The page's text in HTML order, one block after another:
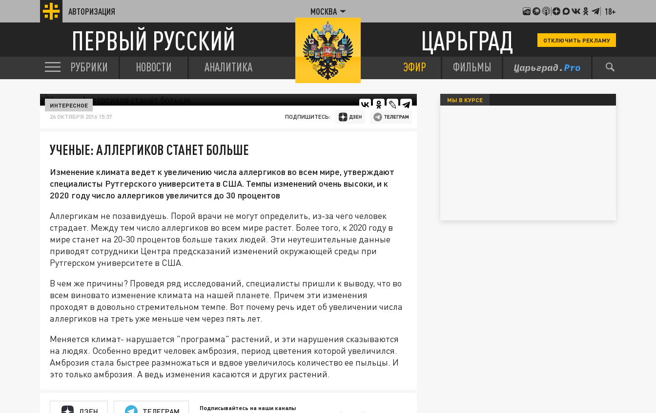
АВТОРИЗАЦИЯ МОСКВА 18+
ПЕРВЫЙ РУССКИЙ ЦАРЬГРАД ОТКЛЮЧИТЬ РЕКЛАМУ
РУБРИКИ НОВОСТИ АНАЛИТИКА ЭФИР ФИЛЬМЫ
ИНТЕРЕСНОЕ
26 ОКТЯБРЯ 2016 15:37 ПОДПИШИТЕСЬ:
УЧЕНЫЕ: АЛЛЕРГИКОВ СТАНЕТ БОЛЬШЕ
Изменение климата ведет к увеличению числа аллергиков во всем мире, утверждают
специалисты Рутгерского университета в США. Темпы изменений очень высоки, и к
2020 году число аллергиков увеличится до 30 процентов
Аллергикам не позавидуешь. Порой врачи не могут определить, из-за чего человек
страдает. Между тем число аллергиков во всем мире растет. Более того, к 2020 году в
мире станет на 20-30 процентов больше таких людей. Эти неутешительные данные
приводят сотрудники Центра предсказаний изменений окружающей среды при
Рутгерском университете в США.
В чем же причины? Проведя ряд исследований, специалисты пришли к выводу, что во
всем виновато изменение климата на нашей планете. Причем эти изменения
проходят в довольно стремительном темпе. Вот почему речь идет об увеличении числа
аллергиков на треть уже меньше чем через пять лет.
Меняется климат- нарушается "программа" растений, и эти нарушения сказываются
на людях. Особенно вредит человек амброзия, период цветения которой увеличился.
Амброзия стала быстрее размножаться и вдвое увеличилось количество ее пыльцы. И
это только амброзия. А ведь изменения касаются и других растений.
Подписывайтесь на наши каналы
МЫ В КУРСЕ